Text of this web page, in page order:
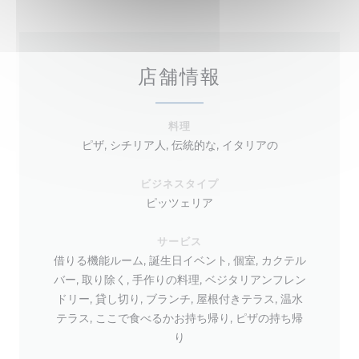
店舗情報
料理
ピザ, シチリア人, 伝統的な, イタリアの
ビジネスタイプ
ピッツェリア
サービス
借りる機能ルーム, 誕生日イベント, 個室, カクテル
バー, 取り除く, 手作りの料理, ベジタリアンフレン
ドリー, 貸し切り, ブランチ, 屋根付きテラス, 温水
テラス, ここで食べるかお持ち帰り, ピザの持ち帰
り